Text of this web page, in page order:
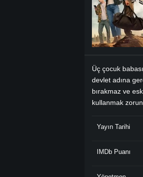
Üç çocuk
devlet adına
bırakmaz ve
kullanmak
Yayın Tarihi
IMDb Puanı